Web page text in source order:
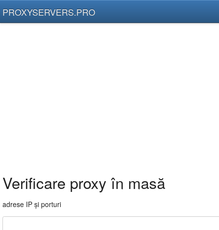
PROXYSERVERS.PRO
Verificare proxy în masă
adrese IP și porturi